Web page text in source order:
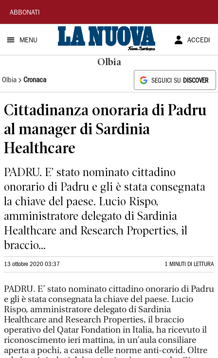
La
Nuova
Sardegna
ABBONATI
MENU ACCEDI
Olbia
Olbia Cronaca SEGUICI SU DISCOVER
Cittadinanza onoraria di Padru
al manager di Sardinia
Healthcare
PADRU. E’ stato nominato cittadino
onorario di Padru e gli è stata consegnata
la chiave del paese. Lucio Rispo,
amministratore delegato di Sardinia
Healthcare and Research Properties, il
braccio...
13 ottobre 2020 03:37 1 MINUTI DI LETTURA
PADRU. E’ stato nominato cittadino onorario di Padru
e gli è stata consegnata la chiave del paese. Lucio
Rispo, amministratore delegato di Sardinia
Healthcare and Research Properties, il braccio
operativo del Qatar Fondation in Italia, ha ricevuto il
riconoscimento ieri mattina, in un’aula consiliare
aperta a pochi, a causa delle norme anti-covid. Oltre